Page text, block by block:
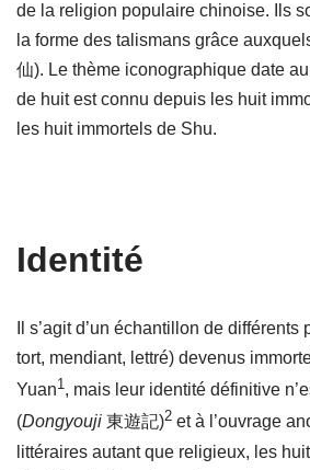
de la religion populaire chinoise. Ils
la forme des talismans grâce
仙). Le thème iconographique date
de huit est connu depuis les huit
les huit immortels de Shu.
Identité
Il s’agit d’un échantillon de
tort, mendiant, lettré) devenus
Yuan1, mais leur identité définitive
(Dongyouji 東遊記)2 et à l’ouvrage
littéraires autant que religieux, les